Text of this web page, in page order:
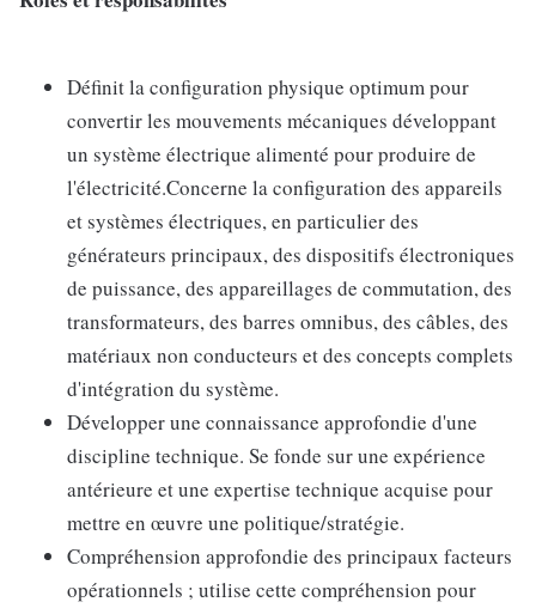
Définit la configuration physique optimum pour
convertir les mouvements mécaniques développant
un système électrique alimenté pour produire de
l'électricité.Concerne la configuration des appareils
et systèmes électriques, en particulier des
générateurs principaux, des dispositifs électroniques
de puissance, des appareillages de commutation, des
transformateurs, des barres omnibus, des câbles, des
matériaux non conducteurs et des concepts complets
d'intégration du système.
Développer une connaissance approfondie d'une
discipline technique. Se fonde sur une expérience
antérieure et une expertise technique acquise pour
mettre en œuvre une politique/stratégie.
Compréhension approfondie des principaux facteurs
opérationnels ; utilise cette compréhension pour